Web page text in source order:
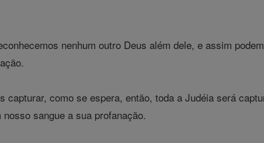
nenhum outro Deus além dele, e assim
capturar, como se espera, então, toda a Judéia será
sangue a sua profanação.